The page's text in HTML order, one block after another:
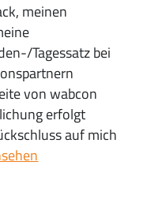
meinen
Tagessatz bei
von wabcon
erfolgt
auf mich